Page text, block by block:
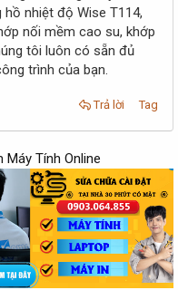
nhiệt độ Wise T114,
nối mềm cao su, khớp
tôi luôn có sẵn đủ
trình của bạn.
Trả lời Tag
Máy Tính Online